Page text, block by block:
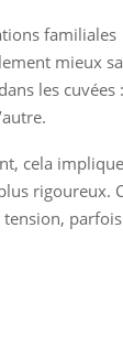
familiales
mieux
les
cela
rigoureux.